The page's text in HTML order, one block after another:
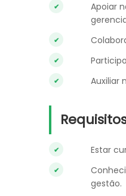
Apoiar
Auxiliar
Estar
gestão.